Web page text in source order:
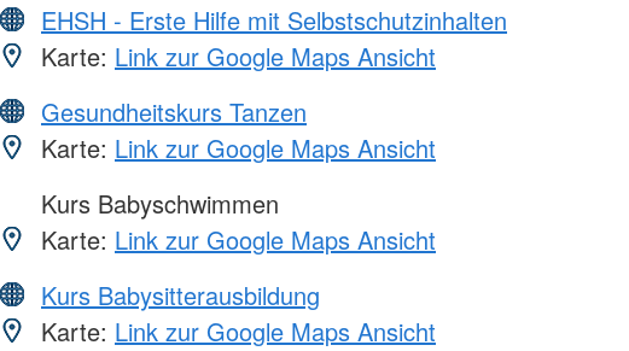
EHSH - Erste Hilfe mit Selbstschutzinhalten
Karte: Link zur Google Maps Ansicht
Gesundheitskurs Tanzen
Karte: Link zur Google Maps Ansicht
Kurs Babyschwimmen
Karte: Link zur Google Maps Ansicht
Kurs Babysitterausbildung
Karte: Link zur Google Maps Ansicht